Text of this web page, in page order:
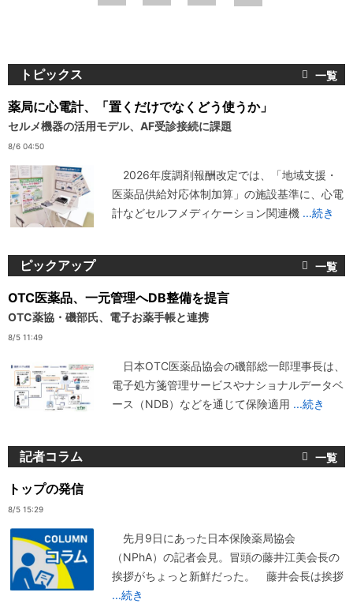
トピックス
薬局に心電計、「置くだけでなくどう使うか」
セルメ機器の活用モデル、AF受診接続に課題
8/6 04:50
2026年度調剤報酬改定では、「地域支援・
医薬品供給対応体制加算」の施設基準に、心電
計などセルフメディケーション関連機 ...続き
ピックアップ
OTC医薬品、一元管理へDB整備を提言
OTC薬協・磯部氏、電子お薬手帳と連携
8/5 11:49
日本OTC医薬品協会の磯部総一郎理事長は、
電子処方箋管理サービスやナショナルデータベ
ース（NDB）などを通じて保険適用 ...続き
記者コラム
トップの発信
8/5 15:29
先月9日にあった日本保険薬局協会
（NPhA）の記者会見。冒頭の藤井江美会長の
挨拶がちょっと新鮮だった。 藤井会長は挨拶
...続き